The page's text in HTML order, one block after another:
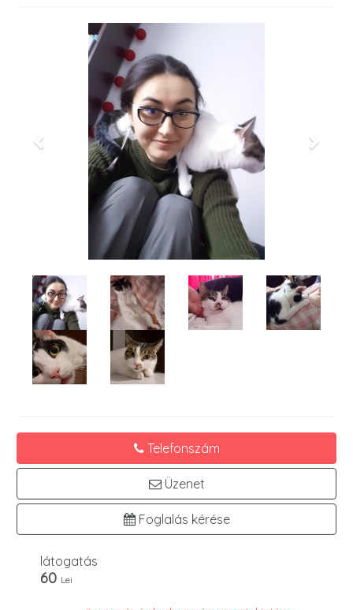
Telefonszám
Üzenet
Foglalás kérése
látogatás
60 Lei